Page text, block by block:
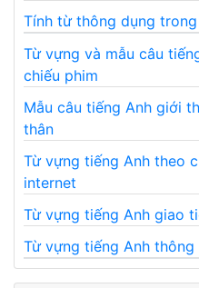
Tính từ thông dụng
Từ vựng và mẫu câu
chiếu phim
Mẫu câu tiếng Anh giới
thân
Từ vựng tiếng Anh theo
internet
Từ vựng tiếng Anh giao
Từ vựng tiếng Anh